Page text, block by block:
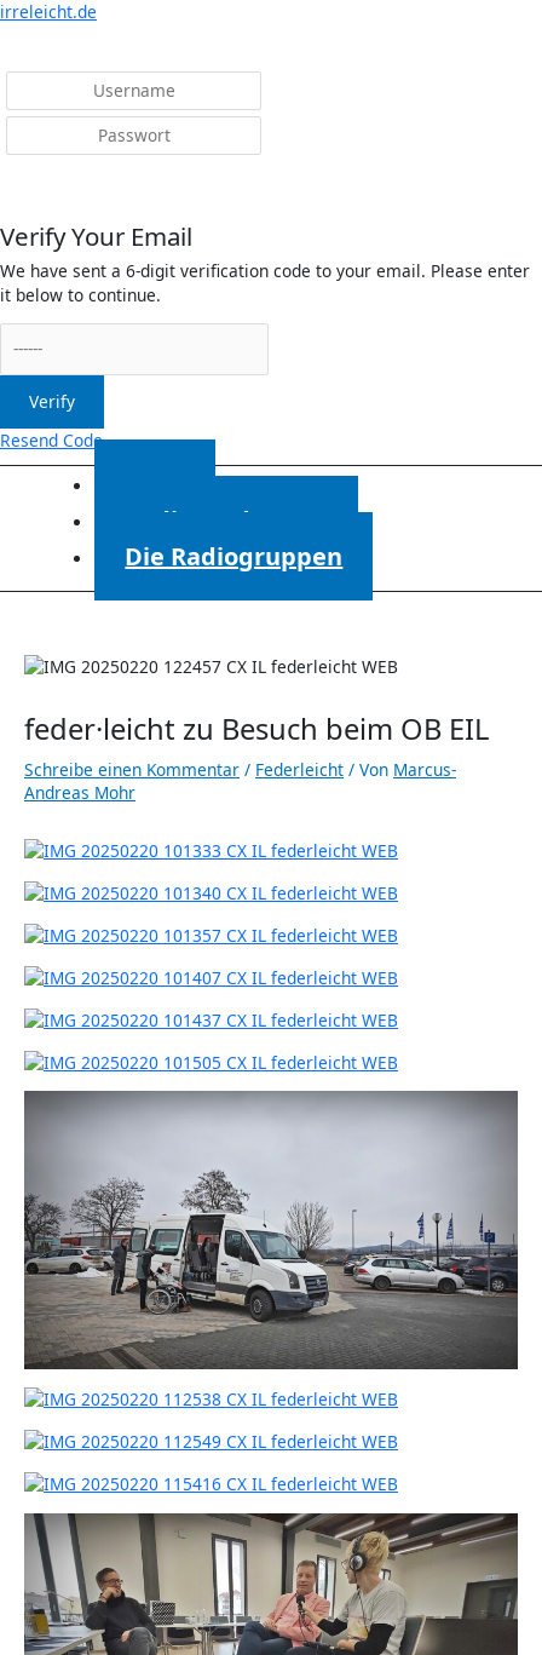
irreleicht.de
Verify Your Email
We have sent a 6-digit verification code to your email. Please enter
it below to continue.
Verify
Resend Code
Menü
Radiosendungen
Die Radiogruppen
feder·leicht zu Besuch beim OB EIL
Schreibe einen Kommentar / Federleicht / Von Marcus-
Andreas Mohr